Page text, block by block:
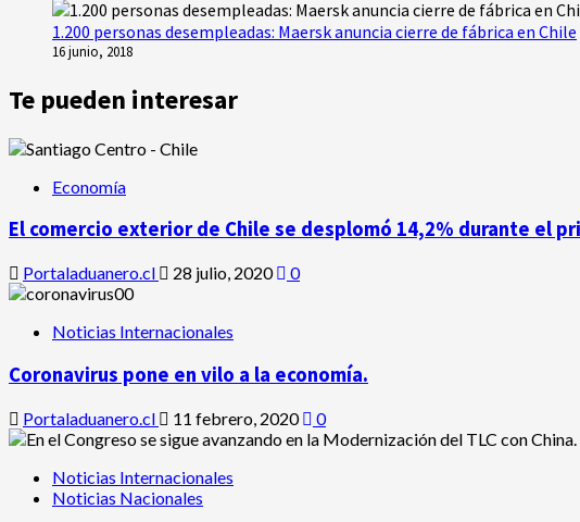
1.200 personas desempleadas: Maersk anuncia cierre de fábrica en Chile
16 junio, 2018
Te pueden interesar
Economía
El comercio exterior de Chile se desplomó 14,2% durante el
Portaladuanero.cl 28 julio, 2020 0
Noticias Internacionales
Coronavirus pone en vilo a la economía.
Portaladuanero.cl 11 febrero, 2020 0
Noticias Internacionales
Noticias Nacionales